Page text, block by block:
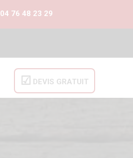
04 76 48 23 29
DEVIS GRATUIT